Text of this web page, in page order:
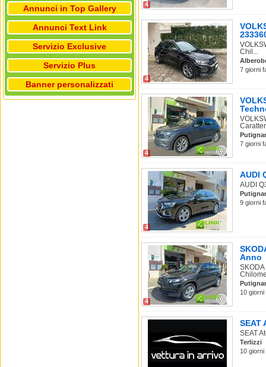
Annunci in Top Gallery
Annunci Text Link
Servizio Exclusive
Servizio Plus
Banner personalizzati
4
4
Chil...
7 giorni
4
7 giorni
4
AUDI
AUDI
9 giorni
4
Anno
10
SEAT
SEAT
Terlizzi
10